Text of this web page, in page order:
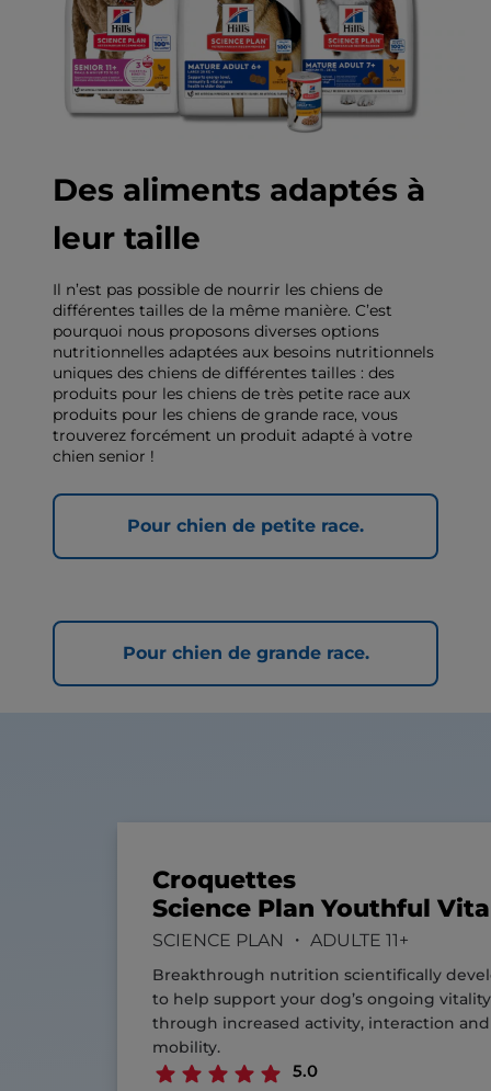
Des aliments adaptés à
leur taille
Il n’est pas possible de nourrir les chiens de
différentes tailles de la même manière. C’est
pourquoi nous proposons diverses options
nutritionnelles adaptées aux besoins nutritionnels
uniques des chiens de différentes tailles : des
produits pour les chiens de très petite race aux
produits pour les chiens de grande race, vous
trouverez forcément un produit adapté à votre
chien senior !
Pour chien de petite race.
Pour chien de grande race.
Croquettes
Science Plan Youthful
SCIENCE PLAN ・ ADULTE 11+
Breakthrough nutrition scientifically
to help support your dog’s ongoing vitality
through increased activity, interaction and
mobility.